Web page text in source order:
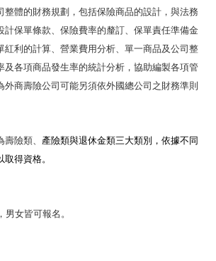
整體的財務規劃，包括保險商品的設計，與法務
計保單條款、保險費率的釐訂、保單責任準備金
紅利的計算、營業費用分析、單一商品及公司整
及各項商品發生率的統計分析，協助編製各項管
外商壽險公司可能另須依外國總公司之財務準則
險類、 產險類與退休金類三大類別，依據不同
得資格。
男女皆可報名。